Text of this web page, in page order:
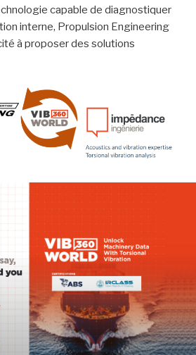
capable de diagnostiquer
interne, Propulsion Engineering
à proposer des solutions